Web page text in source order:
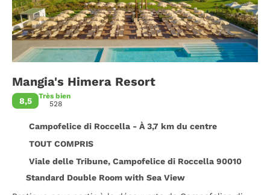
Mangia's Himera Resort
8,5
Très bien
528
Campofelice di Roccella - À 3,7 km du centre
TOUT COMPRIS
Viale delle Tribune, Campofelice di Roccella 90010
Standard Double Room with Sea View